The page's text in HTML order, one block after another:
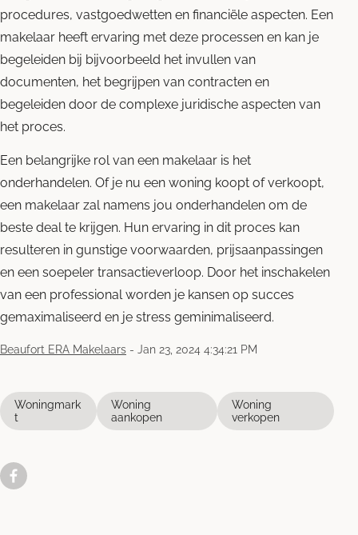
procedures, vastgoedwetten en financiële aspecten. Een
makelaar heeft ervaring met deze processen en kan je
begeleiden bij bijvoorbeeld het invullen van
documenten, het begrijpen van contracten en
begeleiden door de complexe juridische aspecten van
het proces.
Een belangrijke rol van een makelaar is het
onderhandelen. Of je nu een woning koopt of verkoopt,
een makelaar zal namens jou onderhandelen om de
beste deal te krijgen. Hun ervaring in dit proces kan
resulteren in gunstige voorwaarden, prijsaanpassingen
en een soepeler transactieverloop. Door het inschakelen
van een professional worden je kansen op succes
gemaximaliseerd en je stress geminimaliseerd.
Beaufort ERA Makelaars - Jan 23, 2024 4:34:21 PM
Woningmark
t
Woning
aankopen
Woning
verkopen